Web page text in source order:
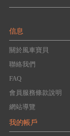
信息
關於風車寶貝
聯絡我們
FAQ
會員服務條款說明
網站導覽
我的帳戶